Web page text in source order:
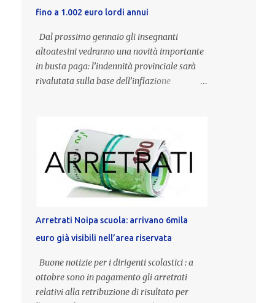
fino a 1.002 euro lordi annui
Dal prossimo gennaio gli insegnanti
altoatesini vedranno una novità importante
in busta paga: l’indennità provinciale sarà
rivalutata sulla base dell’inflazione
un’anzianità compresa tra 9 e 20 anni
potranno raggiungere fino a 1.002 euro lordi
annui. Il nuovo contratto provinciale
introduce inoltre un congedo speciale
dedicato alle donne vittime di violenza di
genere, in linea con la normativa nazionale e
con l’obiettivo di offrire maggiore tutela e
supporto in situazioni delicate. L’indennità
provinciale per i docenti è un unicum in
Italia: si tratta di una misura esclusiva della
Provincia autonoma di Bolzano, che integra
Arretrati Noipa scuola: arrivano 6mila
euro già visibili nell’area riservata
Buone notizie per i dirigenti scolastici : a
ottobre sono in pagamento gli arretrati
relativi alla retribuzione di risultato per